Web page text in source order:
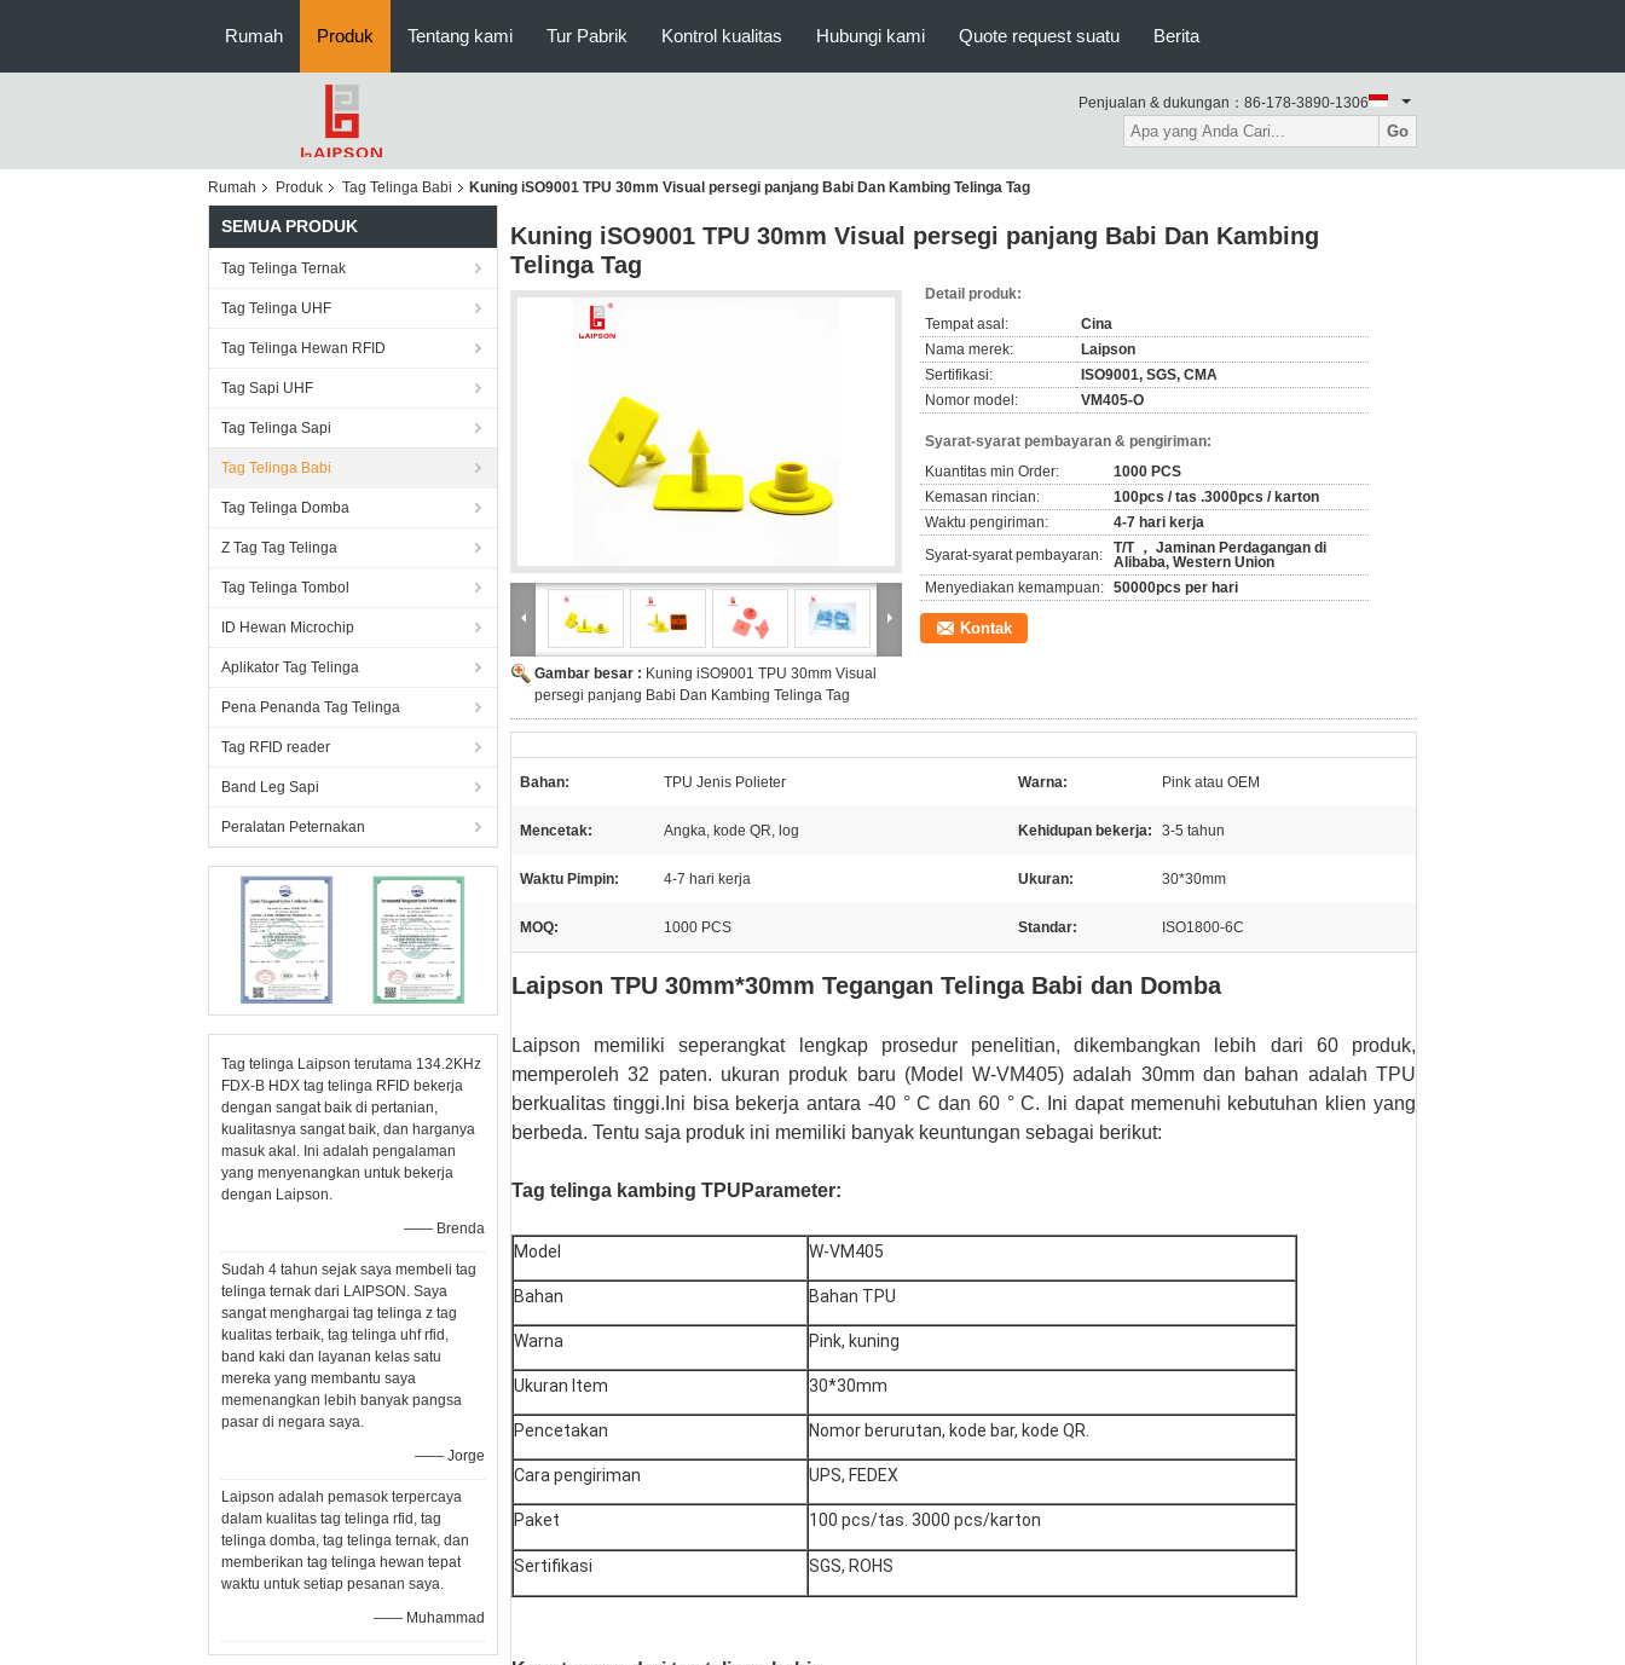
Rumah Produk Tentang kami Tur Pabrik Kontrol kualitas Hubungi kami Quote request suatu Berita
Penjualan & dukungan： 86-178-3890-1306
Go
Rumah Produk Tag Telinga Babi Kuning iSO9001 TPU 30mm Visual persegi panjang Babi Dan Kambing Telinga Tag
SEMUA PRODUK
Tag Telinga Ternak
Tag Telinga UHF
Tag Telinga Hewan RFID
Tag Sapi UHF
Tag Telinga Sapi
Tag Telinga Babi
Tag Telinga Domba
Z Tag Tag Telinga
Tag Telinga Tombol
ID Hewan Microchip
Aplikator Tag Telinga
Pena Penanda Tag Telinga
Tag RFID reader
Band Leg Sapi
Peralatan Peternakan
Tag telinga Laipson terutama 134.2KHz
FDX-B HDX tag telinga RFID bekerja
dengan sangat baik di pertanian,
kualitasnya sangat baik, dan harganya
masuk akal. Ini adalah pengalaman
yang menyenangkan untuk bekerja
dengan Laipson.
—— Brenda
Sudah 4 tahun sejak saya membeli tag
telinga ternak dari LAIPSON. Saya
sangat menghargai tag telinga z tag
kualitas terbaik, tag telinga uhf rfid,
band kaki dan layanan kelas satu
mereka yang membantu saya
memenangkan lebih banyak pangsa
pasar di negara saya.
—— Jorge
Laipson adalah pemasok terpercaya
dalam kualitas tag telinga rfid, tag
telinga domba, tag telinga ternak, dan
memberikan tag telinga hewan tepat
waktu untuk setiap pesanan saya.
—— Muhammad
Kuning iSO9001 TPU 30mm Visual persegi panjang Babi Dan Kambing
Telinga Tag
Gambar besar : Kuning iSO9001 TPU 30mm Visual
persegi panjang Babi Dan Kambing Telinga Tag
Detail produk:
Tempat asal:
Cina
Nama merek:
Laipson
Sertifikasi:
ISO9001, SGS, CMA
Nomor model:
VM405-O
Syarat-syarat pembayaran & pengiriman:
Kuantitas min Order:
1000 PCS
Kemasan rincian:
100pcs / tas .3000pcs / karton
Waktu pengiriman:
4-7 hari kerja
Syarat-syarat pembayaran:
T/T ， Jaminan Perdagangan di
Alibaba, Western Union
Menyediakan kemampuan: 50000pcs per hari
Kontak
Bahan: TPU Jenis Polieter Warna: Pink atau OEM
Mencetak: Angka, kode QR, log Kehidupan bekerja: 3-5 tahun
Waktu Pimpin: 4-7 hari kerja Ukuran: 30*30mm
MOQ: 1000 PCS Standar: ISO1800-6C
Laipson TPU 30mm*30mm Tegangan Telinga Babi dan Domba
Laipson memiliki seperangkat lengkap prosedur penelitian, dikembangkan lebih dari 60 produk,
memperoleh 32 paten. ukuran produk baru (Model W-VM405) adalah 30mm dan bahan adalah TPU
berkualitas tinggi.Ini bisa bekerja antara -40 ° C dan 60 ° C. Ini dapat memenuhi kebutuhan klien yang
berbeda. Tentu saja produk ini memiliki banyak keuntungan sebagai berikut:
Tag telinga kambing TPU Parameter:
Model W-VM405
Bahan Bahan TPU
Warna Pink, kuning
Ukuran Item 30*30mm
Pencetakan Nomor berurutan, kode bar, kode QR.
Cara pengiriman UPS, FEDEX
Paket 100 pcs/tas. 3000 pcs/karton
Sertifikasi SGS, ROHS